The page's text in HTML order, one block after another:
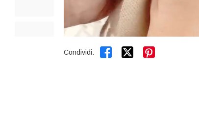
Condividi:  